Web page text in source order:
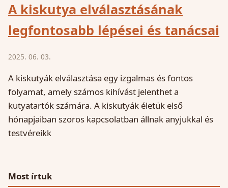
A kiskutya elválasztásának
legfontosabb lépései és tanácsai
2025. 06. 03.
A kiskutyák elválasztása egy izgalmas és fontos
folyamat, amely számos kihívást jelenthet a
kutyatartók számára. A kiskutyák életük első
hónapjaiban szoros kapcsolatban állnak anyjukkal és
testvéreikk
Most írtuk